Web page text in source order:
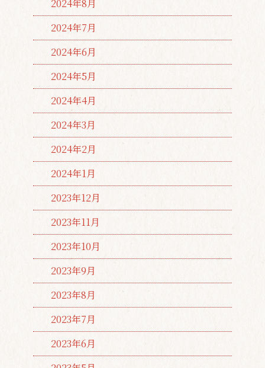
2024年8月
2024年7月
2024年6月
2024年5月
2024年4月
2024年3月
2024年2月
2024年1月
2023年12月
2023年11月
2023年10月
2023年9月
2023年8月
2023年7月
2023年6月